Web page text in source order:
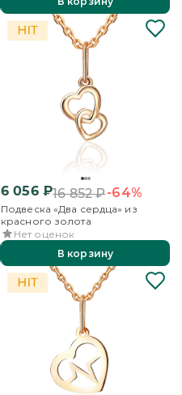
6 056₽16 852₽-64%
Подвеска «Два сердца» из
красного золота
Нет оценок
В корзину